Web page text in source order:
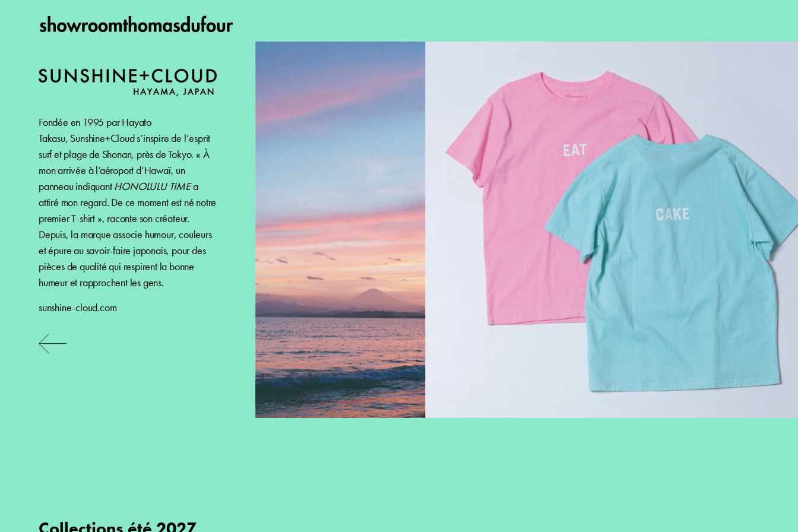
Fondée en 1995 par Hayato
Takasu, Sunshine+Cloud s’inspire de l’esprit
surf et plage de Shonan, près de Tokyo. « À
mon arrivée à l’aéroport d’Hawaï, un
panneau indiquantHONOLULU TIMEa
attiré mon regard. De ce moment est né notre
premier T-shirt », raconte son créateur.
Depuis, la marque associe humour, couleurs
et épure au savoir-faire japonais, pour des
pièces de qualité qui respirent la bonne
humeur et rapprochent les gens.
sunshine-cloud.com